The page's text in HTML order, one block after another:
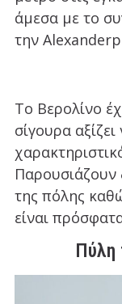
άμεσα με το
την
Το Βερολίνο
σίγουρα
Παρουσιάζουν
της πόλης
είναι
Πύλη